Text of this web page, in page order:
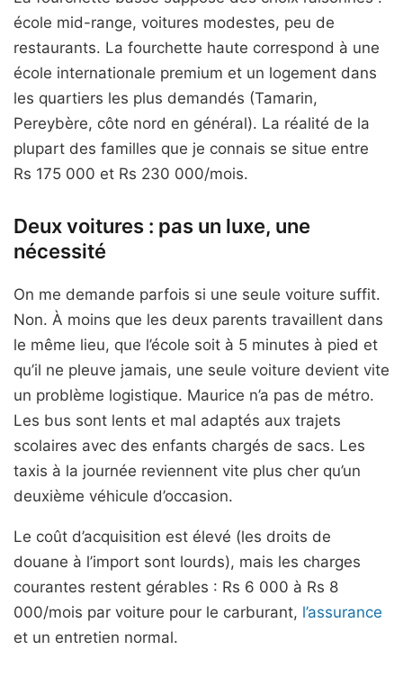
école mid-range, voitures modestes, peu de
restaurants. La fourchette haute correspond à une
école internationale premium et un logement dans
les quartiers les plus demandés (Tamarin,
Pereybère, côte nord en général). La réalité de la
plupart des familles que je connais se situe entre
Rs 175 000 et Rs 230 000/mois.
Deux voitures : pas un luxe, une
nécessité
On me demande parfois si une seule voiture suffit.
Non. À moins que les deux parents travaillent dans
le même lieu, que l’école soit à 5 minutes à pied et
qu’il ne pleuve jamais, une seule voiture devient vite
un problème logistique. Maurice n’a pas de métro.
Les bus sont lents et mal adaptés aux trajets
scolaires avec des enfants chargés de sacs. Les
taxis à la journée reviennent vite plus cher qu’un
deuxième véhicule d’occasion.
Le coût d’acquisition est élevé (les droits de
douane à l’import sont lourds), mais les charges
courantes restent gérables : Rs 6 000 à Rs 8
000/mois par voiture pour le carburant, l’assurance
et un entretien normal.